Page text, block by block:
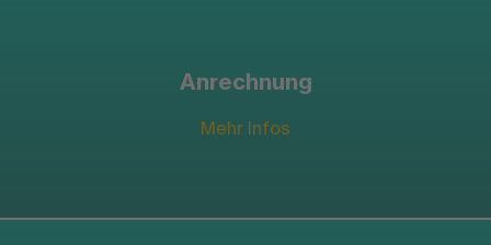
Anrechnung
Mehr Infos